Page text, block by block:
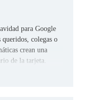
para Google
queridos, colegas o
crean una
de la tarjeta.